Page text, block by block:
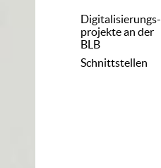
Digitalisierungs-
projekte an der
BLB
Schnittstellen